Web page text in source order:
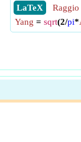
​ LaTeX
Yang = sqrt(2/pi*